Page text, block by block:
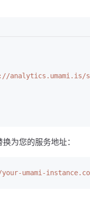
为您的服务地址：
umami-